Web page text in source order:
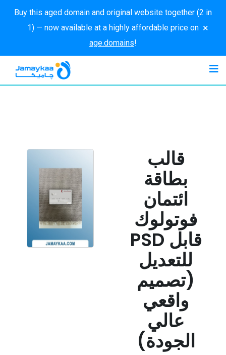
Buy this aged domain and original website together (2 in
1) — now available at a highly affordable price on
age.domains!
×
قالب
بطاقة
ائتمان
فوتولوك
PSD قابل
للتعديل
(تصميم
واقعي
عالي
الجودة)